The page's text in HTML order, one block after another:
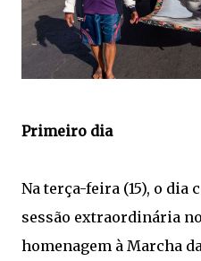
Primeiro dia
Na terça-feira (15), o dia
sessão extraordinária
homenagem à Marcha